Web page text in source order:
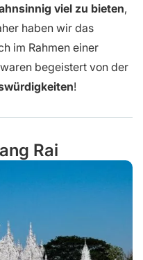
viel zu bieten,
haben wir das
im Rahmen einer
begeistert von der
!
Rai